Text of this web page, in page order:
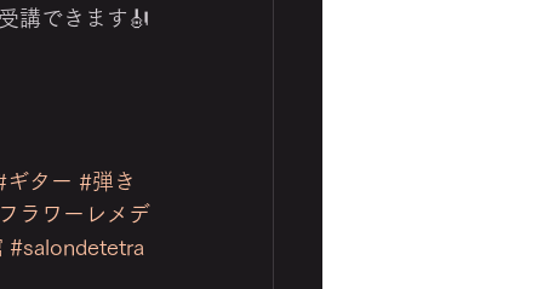
講できます🎻
ギター #弾き
ラワーレメデ
#salondetetra